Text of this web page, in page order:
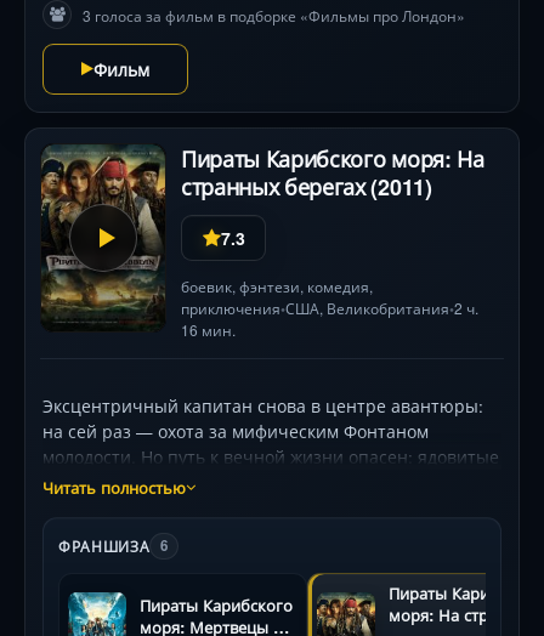
истории талантливых молодых музыкантов и их
живые выступления на фоне самого музыкального
пространства мира.
3 голоса за фильм в подборке «Фильмы про Лондон»
Фильм
Пираты Карибского моря: На
странных берегах (2011)
7.3
боевик, фэнтези, комедия,
приключения•США, Великобритания•2 ч.
16 мин.
Эксцентричный капитан снова в центре авантюры:
на сей раз — охота за мифическим Фонтаном
молодости. Но путь к вечной жизни опасен: ядовитые
русалки в тумане, магия вуду и предательство
грозный Черная Борода (Иэн МакШейн). Старый враг
Барбосса (Джеффри Раш) внезапно становится
союзником, а каждый шаг грозит гибелью.
Невероятные пейзажи, динамичные схватки и
Читать полностью
ФРАНШИЗА 6
Пираты Карибского
моря: Мертвецы не
Пираты Карибского
моря: На странных